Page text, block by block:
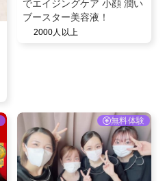
でエイジングケア 小顔 潤い
ブースター美容液！
2000人以上
無料体験